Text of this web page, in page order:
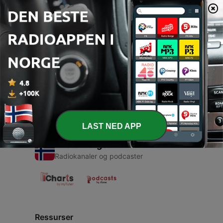
00:00 00:00
Episoder
1 - Uu (Trailer)
20 juni 2020
Radiokanaler og podcaster
Ressurser
LAST NED APP